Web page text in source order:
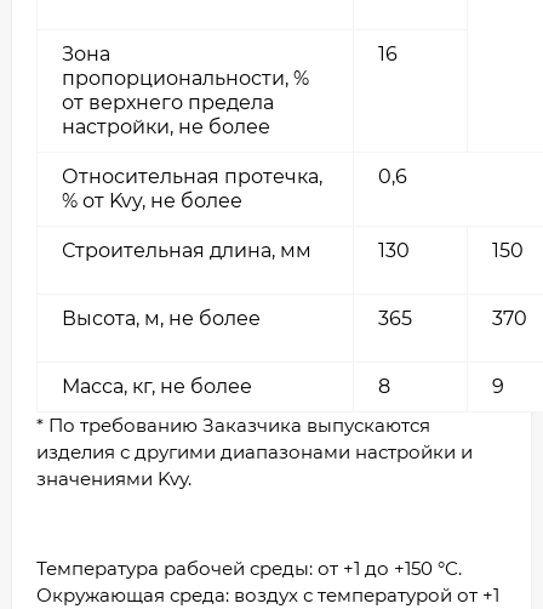
Зона
пропорциональности, %
от верхнего предела
настройки, не более
16
Относительная протечка,
% от Kvy, не более
0,6
Строительная длина, мм 130 150
Высота, м, не более 365 370
Масса, кг, не более 8
9
* По требованию Заказчика выпускаются
изделия с другими диапазонами настройки и
значениями Kvy.
Температура рабочей среды: от +1 до +150 °С.
Окружающая среда: воздух с температурой от +1